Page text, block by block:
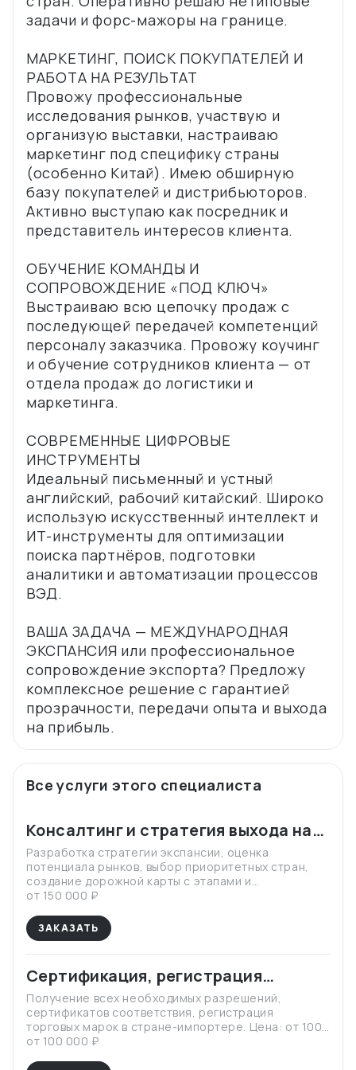
задачи и форс-мажоры на границе.
МАРКЕТИНГ, ПОИСК ПОКУПАТЕЛЕЙ И
РАБОТА НА РЕЗУЛЬТАТ
Провожу профессиональные
исследования рынков, участвую и
организую выставки, настраиваю
маркетинг под специфику страны
(особенно Китай). Имею обширную
базу покупателей и дистрибьюторов.
Активно выступаю как посредник и
представитель интересов клиента.
ОБУЧЕНИЕ КОМАНДЫ И
СОПРОВОЖДЕНИЕ «ПОД КЛЮЧ»
Выстраиваю всю цепочку продаж с
последующей передачей компетенций
персоналу заказчика. Провожу коучинг
и обучение сотрудников клиента — от
отдела продаж до логистики и
маркетинга.
СОВРЕМЕННЫЕ ЦИФРОВЫЕ
ИНСТРУМЕНТЫ
Идеальный письменный и устный
английский, рабочий китайский. Широко
использую искусственный интеллект и
ИТ-инструменты для оптимизации
поиска партнёров, подготовки
аналитики и автоматизации процессов
ВЭД.
ВАША ЗАДАЧА — МЕЖДУНАРОДНАЯ
ЭКСПАНСИЯ или профессиональное
сопровождение экспорта? Предложу
комплексное решение с гарантией
прозрачности, передачи опыта и выхода
Все услуги этого специалиста
Консалтинг и стратегия выхода на
международные рынки
Разработка стратегии экспансии, оценка
потенциала рынков, выбор приоритетных стран,
создание дорожной карты с этапами и
бюджетированием. Цена: от 150 000 ₽/месяц Срок:
от 150 000 ₽
ЗАКАЗАТЬ
Сертификация, регистрация
продукции, регистрация ТМ
Получение всех необходимых разрешений,
сертификатов соответствия, регистрация
торговых марок в стране-импортере. Цена: от 100
000 ₽ (не включает расходы по оплате госпошлин и
от 100 000 ₽